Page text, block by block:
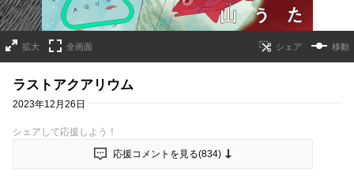
拡大 全画面 移動
ラストアクアリウム
2023年12月26日
シェアして応援しよう！
応援コメントを見る(834)